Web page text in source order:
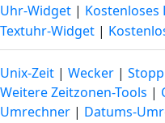
Uhr-Widget |
Textuhr-Widget |
Unix-Zeit | Wecker |
Weitere Zeitzonen-Tools |
Umrechner | Datums-